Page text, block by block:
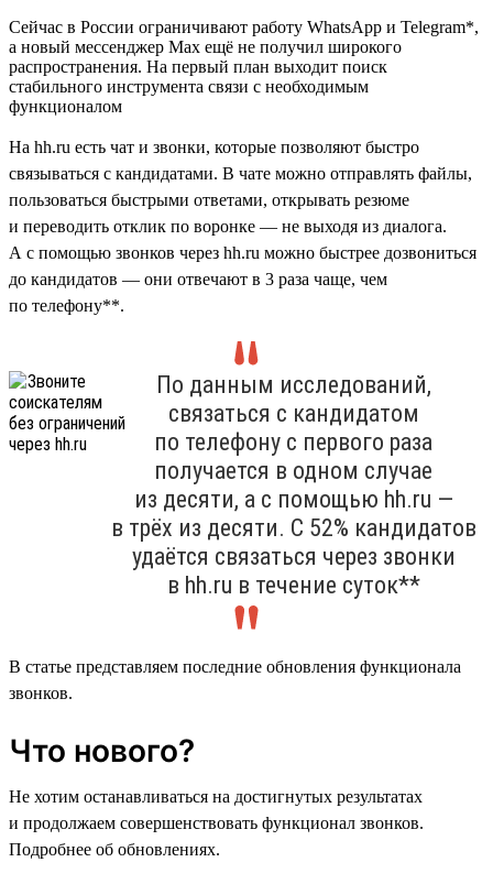
Cейчас в России ограничивают работу WhatsApp и Telegram*,
а новый мессенджер Max ещё не получил широкого
распространения. На первый план выходит поиск
стабильного инструмента связи с необходимым
функционалом
На hh.ru есть чат и звонки, которые позволяют быстро
связываться с кандидатами. В чате можно отправлять файлы,
пользоваться быстрыми ответами, открывать резюме
и переводить отклик по воронке — не выходя из диалога.
А с помощью звонков через hh.ru можно быстрее дозвониться
до кандидатов — они отвечают в 3 раза чаще, чем
по телефону**.
По данным исследований,
связаться с кандидатом
по телефону с первого раза
получается в одном случае
из десяти, а с помощью hh.ru —
в трёх из десяти. С 52% кандидатов
удаётся связаться через звонки
в hh.ru в течение суток**
В статье представляем последние обновления функционала
звонков.
Что нового?
Не хотим останавливаться на достигнутых результатах
и продолжаем совершенствовать функционал звонков.
Подробнее об обновлениях.